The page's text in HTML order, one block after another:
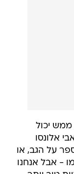
ממש יכול
אלונסו
על הגב, או
- אבל אנחנו